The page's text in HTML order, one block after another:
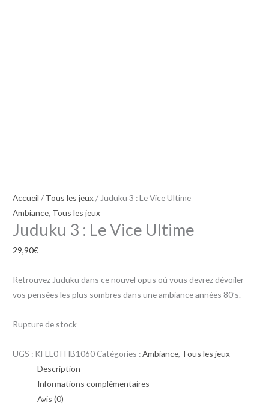
Accueil / Tous les jeux/ Juduku 3 : Le Vice Ultime
Ambiance, Tous les jeux
Juduku 3 : Le Vice Ultime
29,90€
Retrouvez Juduku dans ce nouvel opus où vous devrez dévoiler
vos pensées les plus sombres dans une ambiance années 80’s.
Rupture de stock
UGS : KFLL0THB1060 Catégories :Ambiance, Tous les jeux
Description
Informations complémentaires
Avis (0)